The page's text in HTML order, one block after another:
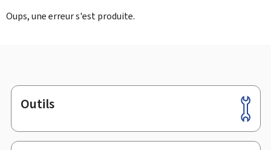
Oups, une erreur s'est produite.
Pied
de
page
Outils